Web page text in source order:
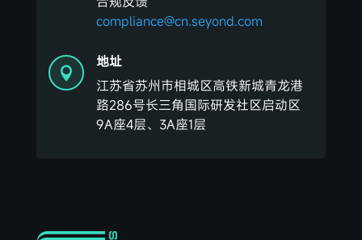
compliance@cn.seyond.com

地址
江苏省苏州市相城区高铁新城青龙港
路286号长三角国际研发社区启动区
9A座4层、3A座1层